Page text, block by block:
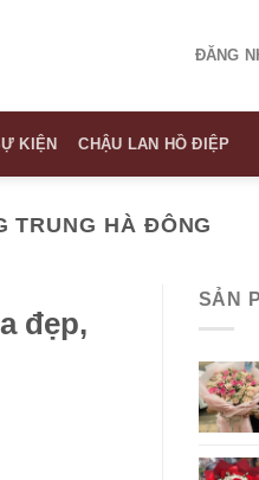
ĐĂNG
KIỆN CHẬU LAN HỒ ĐIỆP
TRUNG HÀ ĐÔNG
đẹp,
SẢN